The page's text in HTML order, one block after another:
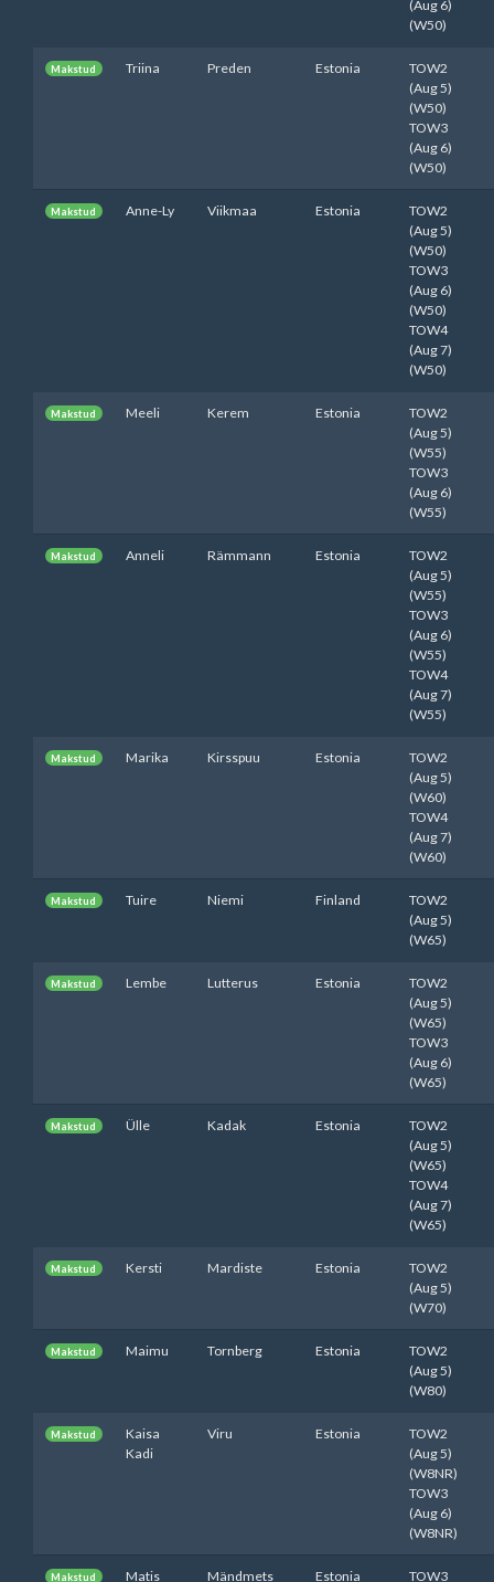
(Aug 6)
(W50)
Makstud Triina Preden Estonia
TOW2
(Aug 5)
(W50)
TOW3
(Aug 6)
(W50)
Makstud Anne-Ly Viikmaa Estonia
TOW2
(Aug 5)
(W50)
TOW3
(Aug 6)
(W50)
TOW4
(Aug 7)
(W50)
Makstud Meeli Kerem Estonia
TOW2
(Aug 5)
(W55)
TOW3
(Aug 6)
(W55)
Makstud Anneli Rämmann Estonia
TOW2
(Aug 5)
(W55)
TOW3
(Aug 6)
(W55)
TOW4
(Aug 7)
(W55)
Makstud Marika Kirsspuu Estonia
TOW2
(Aug 5)
(W60)
TOW4
(Aug 7)
(W60)
Makstud Tuire Niemi Finland
TOW2
(Aug 5)
(W65)
Makstud Lembe Lutterus Estonia
TOW2
(Aug 5)
(W65)
TOW3
(Aug 6)
(W65)
Makstud Ülle Kadak Estonia
TOW2
(Aug 5)
(W65)
TOW4
(Aug 7)
(W65)
Makstud Kersti Mardiste Estonia
TOW2
(Aug 5)
(W70)
Makstud Maimu Tornberg Estonia
TOW2
(Aug 5)
(W80)
Makstud
Kaisa
Kadi
Viru Estonia
TOW2
(Aug 5)
(W8NR)
TOW3
(Aug 6)
(W8NR)
Makstud Matis Mändmets Estonia
TOW3